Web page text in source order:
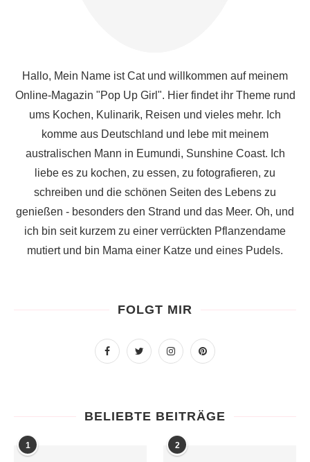
Hallo, Mein Name ist Cat und willkommen auf meinem
Online-Magazin "Pop Up Girl". Hier findet ihr Theme rund
ums Kochen, Kulinarik, Reisen und vieles mehr. Ich
komme aus Deutschland und lebe mit meinem
australischen Mann in Eumundi, Sunshine Coast. Ich
liebe es zu kochen, zu essen, zu fotografieren, zu
schreiben und die schönen Seiten des Lebens zu
genießen - besonders den Strand und das Meer. Oh, und
ich bin seit kurzem zu einer verrückten Pflanzendame
mutiert und bin Mama einer Katze und eines Pudels.
FOLGT MIR
BELIEBTE BEITRÄGE
1 2